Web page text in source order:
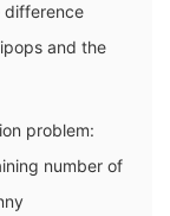
difference
and the
problem:
number of